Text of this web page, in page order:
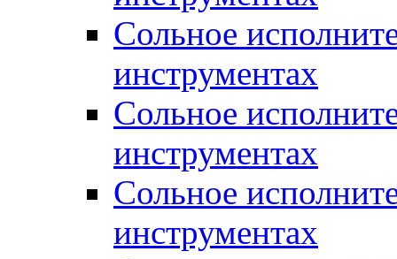
Сольное
инструментах
Сольное
инструментах
Сольное
инструментах